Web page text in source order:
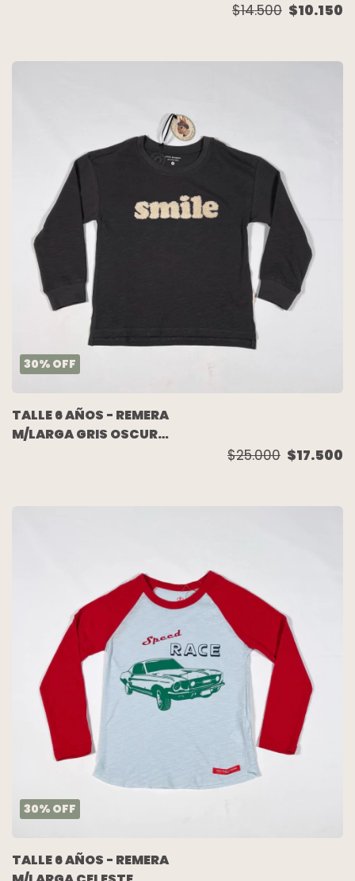
$14.500 $10.150
30% OFF
TALLE 6 AÑOS - REMERA
M/LARGA GRIS OSCURO
$25.000 $17.500
30% OFF
TALLE 6 AÑOS - REMERA